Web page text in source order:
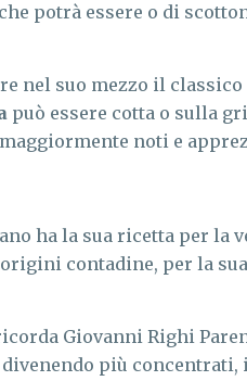
che potrà essere o di
nel suo mezzo il
può essere cotta o sulla
noti e
ha la sua ricetta per la
contadine, per la sua
Giovanni Righi
più concentrati,